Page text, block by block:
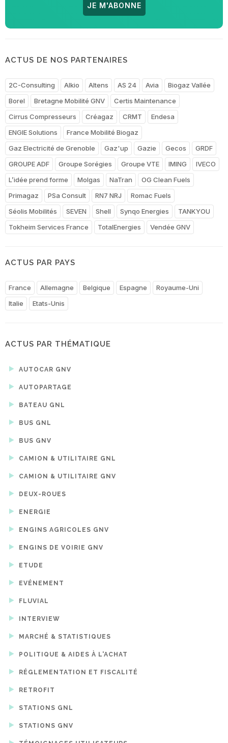
JE M'ABONNE
ACTUS DE NOS PARTENAIRES
2C-Consulting Alkio Altens AS 24 Avia
Biogaz Vallée
Borel
Bretagne Mobilité GNV
Certis Maintenance
Cirrus Compresseurs
Créagaz CRMT
Endesa
ENGIE Solutions
France Mobilité Biogaz
Gaz Electricité de Grenoble
Gaz'up Gazie Gecos
GRDF
GROUPE ADF
Groupe Sorégies Groupe VTE IMING
IVECO
L’idée prend forme
Molgas NaTran
OG Clean Fuels
Primagaz
PSa Consult RN7 NRJ
Romac Fuels
Séolis Mobilités
SEVEN Shell Synqo Energies
TANKYOU
Tokheim Services France
TotalEnergies Vendée GNV
ACTUS PAR PAYS
France Allemagne Belgique Espagne
Royaume-Uni
Italie
Etats-Unis
ACTUS PAR THÉMATIQUE
AUTOCAR GNV
AUTOPARTAGE
BATEAU GNL
BUS GNL
BUS GNV
CAMION & UTILITAIRE GNL
CAMION & UTILITAIRE GNV
DEUX-ROUES
ENERGIE
ENGINS AGRICOLES GNV
ENGINS DE VOIRIE GNV
ETUDE
EVÉNEMENT
FLUVIAL
INTERVIEW
MARCHÉ & STATISTIQUES
POLITIQUE & AIDES À L'ACHAT
RÉGLEMENTATION ET FISCALITÉ
RETROFIT
STATIONS GNL
STATIONS GNV